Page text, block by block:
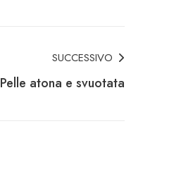
SUCCESSIVO
Pelle atona e svuotata